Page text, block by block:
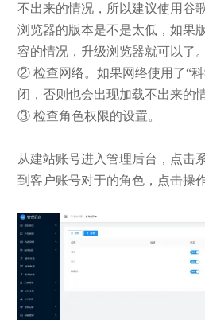
不出来的情况，所以建议使用谷
浏览器的版本是不是太低，如果
容的情况，升级浏览器就可以了。
② 检查网络。如果网络使用了“
闭，否则也会出现加载不出来的情
③ 检查角色权限的设置。
从建站账号进入管理后台，点击
到客户账号对于的角色，点击操